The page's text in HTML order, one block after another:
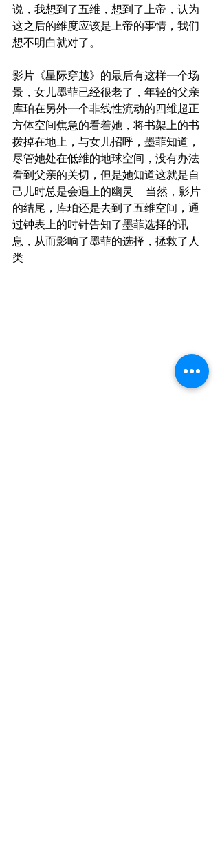
说，我想到了五维，想到了上帝，认为
这之后的维度应该是上帝的事情，我们
想不明白就对了。
影片《星际穿越》的最后有这样一个场
景，女儿墨菲已经很老了，年轻的父亲
库珀在另外一个非线性流动的四维超正
方体空间焦急的看着她，将书架上的书
拨掉在地上，与女儿招呼，墨菲知道，
尽管她处在低维的地球空间，没有办法
看到父亲的关切，但是她知道这就是自
己儿时总是会遇上的幽灵......当然，影片
的结尾，库珀还是去到了五维空间，通
过钟表上的时针告知了墨菲选择的讯
息，从而影响了墨菲的选择，拯救了人
类......